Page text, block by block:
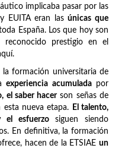
implicaba pasar por las
EUITA eran lasúnicas que
España. Los que hoy son
reconocido prestigio en el
la formación universitaria de
experiencia acumuladapor
el saber hacerson señas de
nueva etapa.
El talento,
el esfuerzosiguen siendo
En definitiva, la formación
hacen de la ETSIAE un